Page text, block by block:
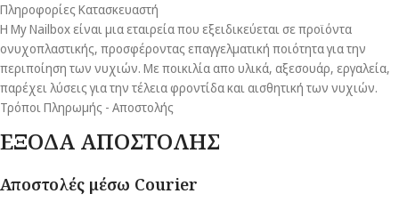
Πληροφορίες Κατασκευαστή
Η My Nailbox είναι μια εταιρεία που εξειδικεύεται σε προϊόντα
ονυχοπλαστικής, προσφέροντας επαγγελματική ποιότητα για την
περιποίηση των νυχιών. Με ποικιλία απο υλικά, αξεσουάρ, εργαλεία,
παρέχει λύσεις για την τέλεια φροντίδα και αισθητική των νυχιών.
Τρόποι Πληρωμής - Αποστολής
ΕΞΟΔΑ ΑΠΟΣΤΟΛΗΣ
Αποστολές μέσω Courier